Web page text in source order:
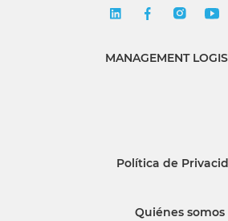
MANAGEMENT
Política de
Quiénes somos